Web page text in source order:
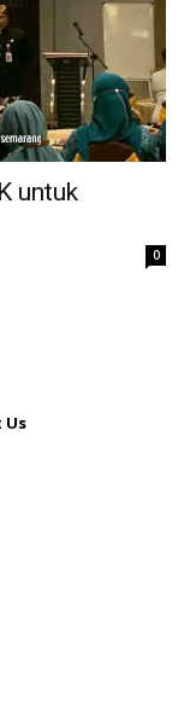
untuk
0
Us